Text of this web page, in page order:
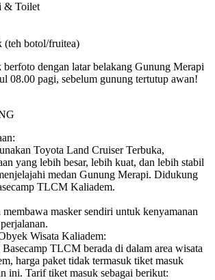
& Toilet
(teh botol/fruitea)
dengan latar belakang Gunung Merapi
08.00 pagi, sebelum gunung tertutup awan!
Toyota Land Cruiser Terbuka,
yang lebih besar, lebih kuat, dan lebih stabil
medan Gunung Merapi. Didukung
TLCM Kaliadem.
membawa masker sendiri untuk kenyamanan
Wisata Kaliadem:
TLCM berada di dalam area wisata
harga paket tidak termasuk tiket masuk
ini. Tarif tiket masuk sebagai berikut: